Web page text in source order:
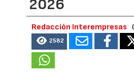
2026
Redacción Interempresas
2582